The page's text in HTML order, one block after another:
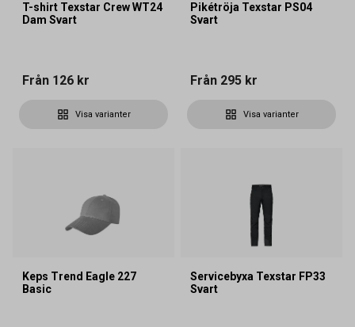
T-shirt Texstar Crew WT24
Dam Svart
Från 126 kr
Visa varianter
Pikétröja Texstar PS04
Svart
Från 295 kr
Visa varianter
Keps Trend Eagle 227
Basic
Servicebyxa Texstar FP33
Svart